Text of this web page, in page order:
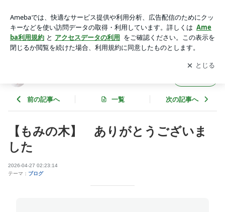
kaiのブログアプリをダウンロードして ブログの更新通知
を受け取りまし
ょう。
開く
前の記事へ 一覧 次の記事へ
【もみの木】 ありがとうございま
した
2026-04-27 02:23:14
テーマ： ブログ